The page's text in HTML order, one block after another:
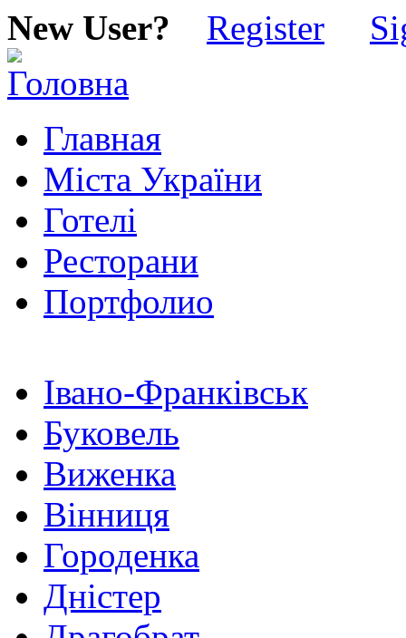
New User? Register
Главная
Міста України
Готелі
Ресторани
Портфолио
Івано-Франківськ
Буковель
Виженка
Вінниця
Городенка
Дністер